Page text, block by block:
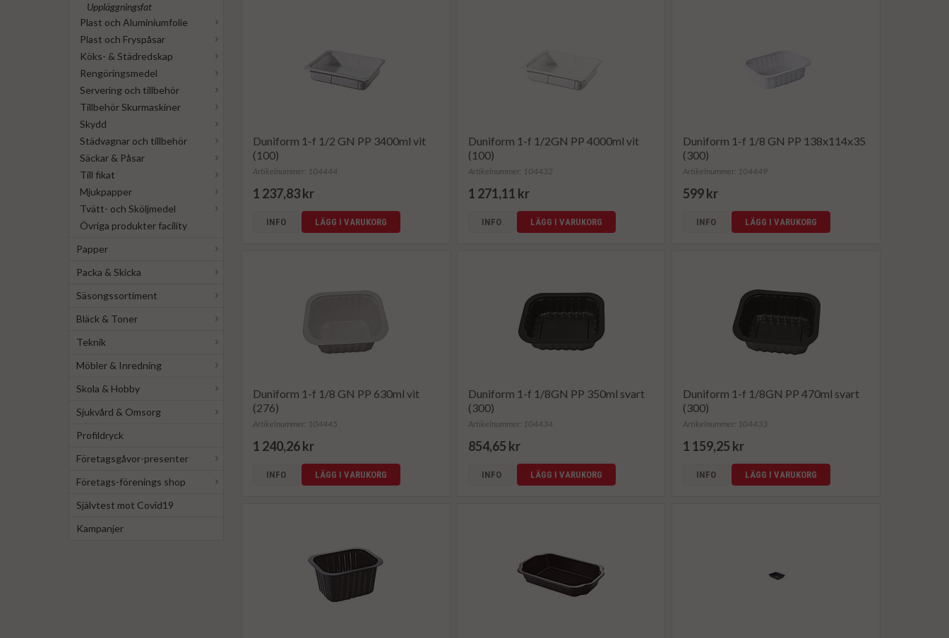
Uppläggningsfat
Plast och Aluminiumfolie
Plast och Fryspåsar
Köks- & Städredskap
Rengöringsmedel
Servering och tillbehör
Tillbehör Skurmaskiner
Skydd
Städvagnar och tillbehör
Säckar & Påsar
Till fikat
Mjukpapper
Tvätt- och Sköljmedel
Övriga produkter facility
Papper
Packa & Skicka
Säsongssortiment
Bläck & Toner
Teknik
Möbler & Inredning
Skola & Hobby
Sjukvård & Omsorg
Profildryck
Företagsgåvor-presenter
Företags-förenings shop
Självtest mot Covid19
Kampanjer
Duniform 1-f 1/2 GN PP 3400ml vit
(100)
Artikelnummer: 104444
1 237,83 kr
INFO LÄGG I VARUKORG
Duniform 1-f 1/2GN PP 4000ml vit
(100)
Artikelnummer: 104432
1 271,11 kr
INFO LÄGG I VARUKORG
Duniform 1-f 1/8 GN PP 138x114x35
(300)
Artikelnummer: 104449
599 kr
INFO LÄGG I VARUKORG
Duniform 1-f 1/8 GN PP 630ml vit
(276)
Artikelnummer: 104445
1 240,26 kr
INFO LÄGG I VARUKORG
Duniform 1-f 1/8GN PP 350ml svart
(300)
Artikelnummer: 104434
854,65 kr
INFO LÄGG I VARUKORG
Duniform 1-f 1/8GN PP 470ml svart
(300)
Artikelnummer: 104433
1 159,25 kr
INFO LÄGG I VARUKORG